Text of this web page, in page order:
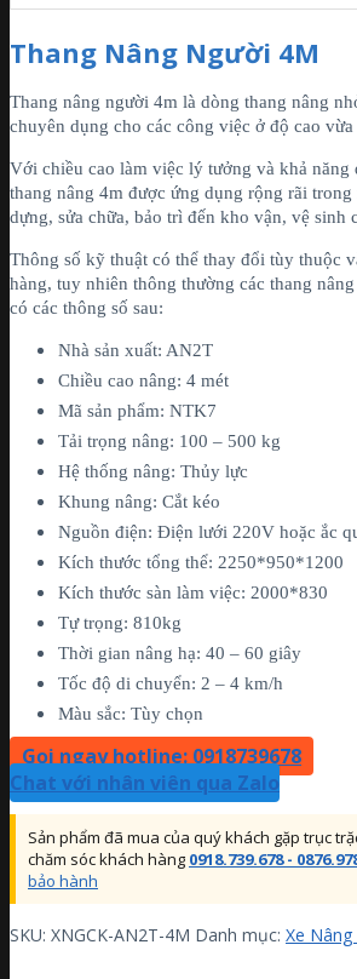
Thang Nâng Người 4M
Thang nâng người 4m là dòng thang nâng
chuyên dụng cho các công việc ở độ cao vừa
Với chiều cao làm việc lý tưởng và khả năng
thang nâng 4m được ứng dụng rộng rãi
dựng, sửa chữa, bảo trì đến kho vận, vệ
Thông số kỹ thuật có thể thay đổi tùy thuộc
hàng, tuy nhiên thông thường các thang
có các thông số sau:
Nhà sản xuất: AN2T
Chiều cao nâng: 4 mét
Mã sản phẩm: NTK7
Tải trọng nâng: 100 – 500 kg
Hệ thống nâng: Thủy lực
Khung nâng: Cắt kéo
Nguồn điện: Điện lưới 220V hoặc ắc
Kích thước tổng thể: 2250*950*1200
Kích thước sàn làm việc: 2000*830
Tự trọng: 810kg
Thời gian nâng hạ: 40 – 60 giây
Tốc độ di chuyển: 2 – 4 km/h
Màu sắc: Tùy chọn
Gọi ngay hotline: 0918739678
Chat với nhân viên qua Zalo
Sản phẩm đã mua của quý khách gặp trục
chăm sóc khách hàng 0918.739.678 -
bảo hành
SKU: XNGCK-AN2T-4M Danh mục: Xe